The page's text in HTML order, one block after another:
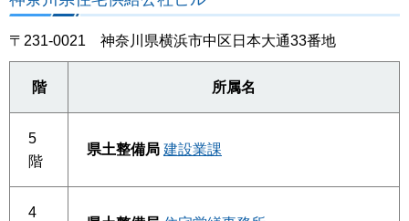
〒231-0021 神奈川県横浜市中区日本大通33番地
階 所属名
5
階
県土整備局 建設業課
4